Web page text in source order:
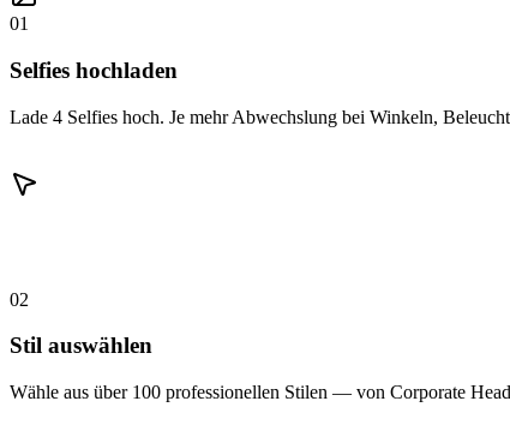
01
Selfies hochladen
Lade 4 Selfies hoch. Je mehr Abwechslung bei Winkeln,
02
Stil auswählen
Wähle aus über 100 professionellen Stilen — von Corporate